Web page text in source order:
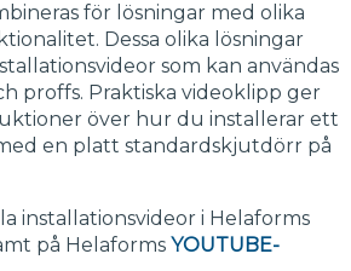
för lösningar med olika
Dessa olika lösningar
som kan användas
proffs. Praktiska videoklipp ger
över hur du installerar ett
en platt standardskjutdörr på
installationsvideor i Helaforms
på Helaforms YOUTUBE-